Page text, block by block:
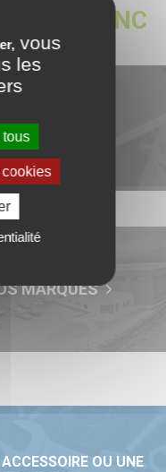
vous
les
tous
cookies
FACE CNC
MARQUES
OU UNE